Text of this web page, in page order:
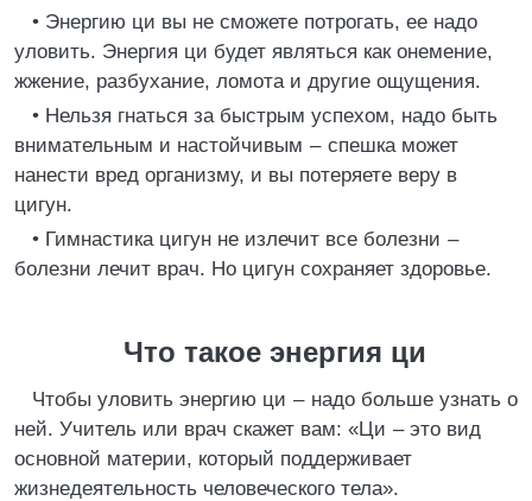
• Энергию ци вы не сможете потрогать, ее надо
уловить. Энергия ци будет являться как онемение,
жжение, разбухание, ломота и другие ощущения.
• Нельзя гнаться за быстрым успехом, надо быть
внимательным и настойчивым – спешка может
нанести вред организму, и вы потеряете веру в
цигун.
• Гимнастика цигун не излечит все болезни –
болезни лечит врач. Но цигун сохраняет здоровье.
Что такое энергия ци
Чтобы уловить энергию ци – надо больше узнать о
ней. Учитель или врач скажет вам: «Ци – это вид
основной материи, который поддерживает
жизнедеятельность человеческого тела».